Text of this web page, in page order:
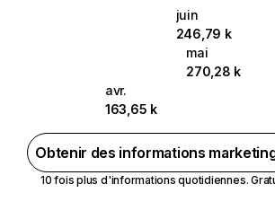
juin
246,79 k
mai
270,28 k
avr.
163,65 k
Obtenir des informations
10 fois plus d'informations quotidiennes.